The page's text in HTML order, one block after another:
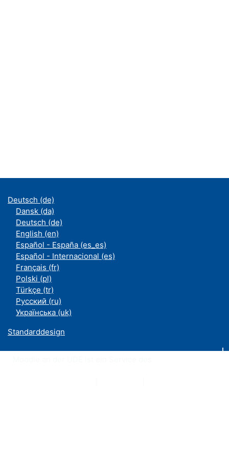
Deutsch ‎(de)‎
Dansk ‎(da)‎
Deutsch ‎(de)‎
English ‎(en)‎
Español - España ‎(es_es)‎
Español - Internacional ‎(es)‎
Français ‎(fr)‎
Polski ‎(pl)‎
Türkçe ‎(tr)‎
Русский ‎(ru)‎
Українська ‎(uk)‎
Standarddesign